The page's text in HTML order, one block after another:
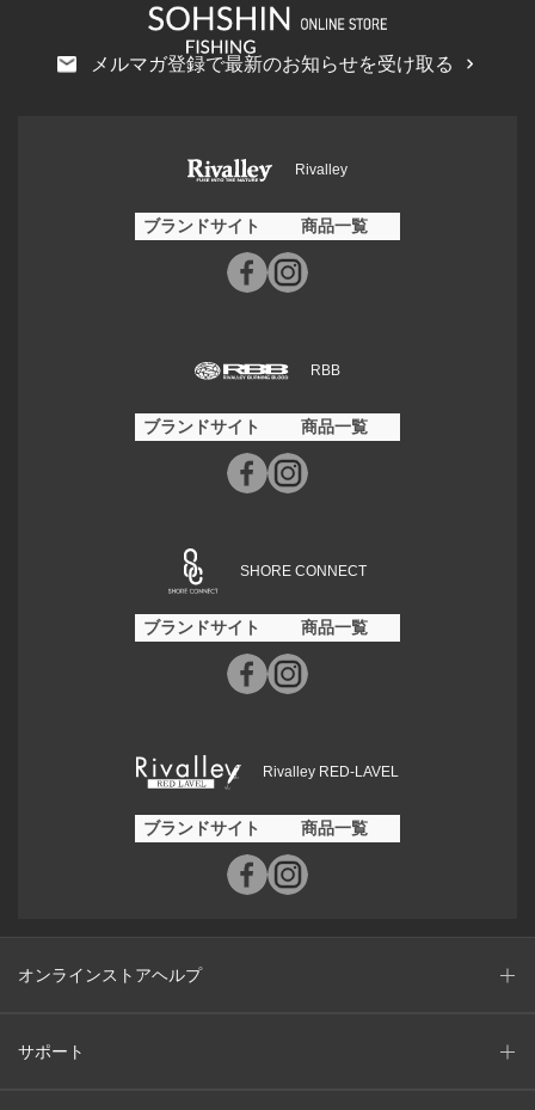
メルマガ登録で最新のお知らせを受け取る
Rivalley
ブランドサイト 商品一覧
RBB
ブランドサイト 商品一覧
SHORE CONNECT
ブランドサイト 商品一覧
Rivalley RED-LAVEL
ブランドサイト 商品一覧
オンラインストアヘルプ
サポート